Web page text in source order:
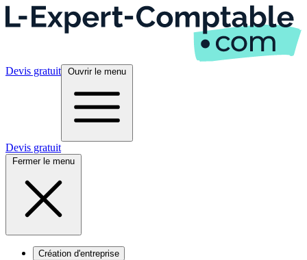
Devis gratuit Ouvrir le menu
Devis gratuit
Fermer le menu
Création d'entreprise